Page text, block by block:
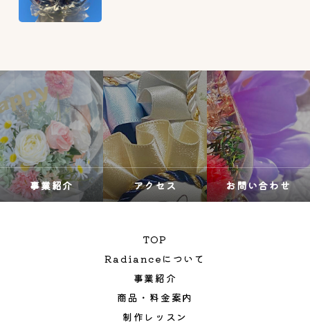
事業紹介 アクセス お問い合わせ
TOP
Radianceについて
事業紹介
商品・料金案内
制作レッスン